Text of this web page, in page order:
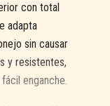
con total
adapta
sin causar
y resistentes,
enganche.